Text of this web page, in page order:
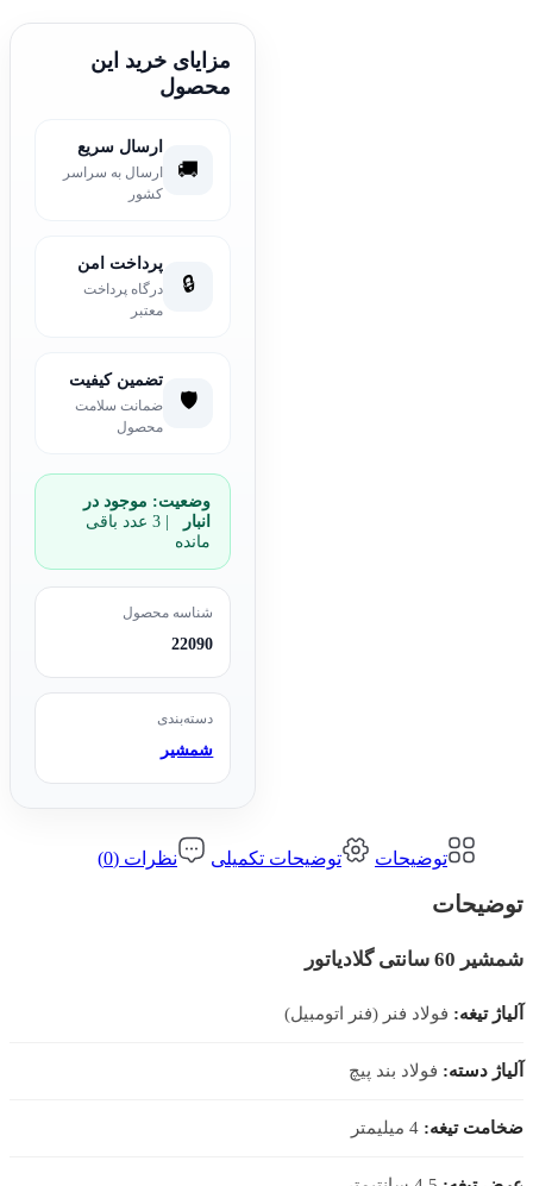
مزایای خرید این
محصول
🚚
ارسال سریع
ارسال به سراسر
کشور
🔒
پرداخت امن
درگاه پرداخت
معتبر
🛡️
تضمین کیفیت
ضمانت سلامت
محصول
وضعیت: موجود در
انبار
| 3 عدد باقی
مانده
شناسه محصول
22090
دسته‌بندی
شمشیر
توضیحات توضیحات تکمیلی نظرات (0)
توضیحات
شمشیر 60 سانتی گلادیاتور
آلیاژ تیغه: فولاد فنر (فنر اتومبیل)
آلیاژ دسته: فولاد بند پیچ
ضخامت تیغه: 4 میلیمتر